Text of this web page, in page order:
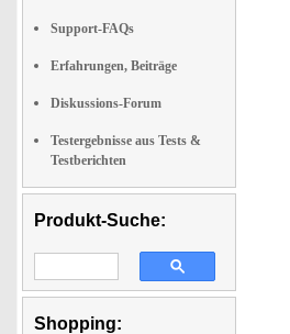
Support-FAQs
Erfahrungen, Beiträge
Diskussions-Forum
Testergebnisse aus Tests &
Testberichten
Produkt-Suche:
Shopping: